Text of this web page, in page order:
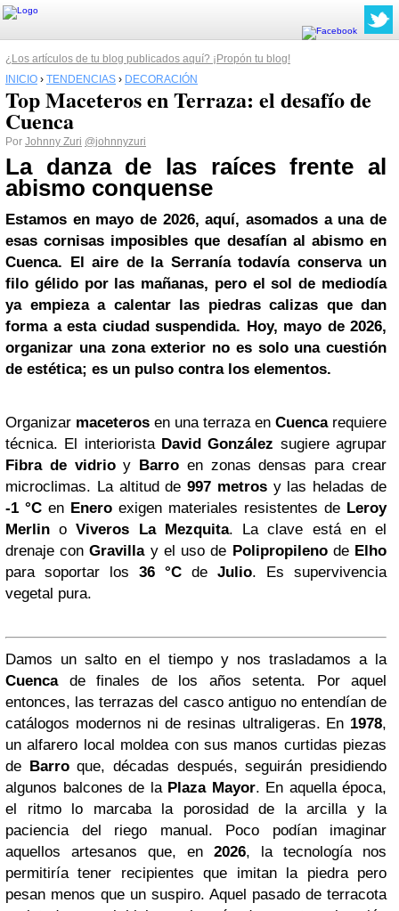
¿Los artículos de tu blog publicados aquí? ¡Propón tu blog!
INICIO › TENDENCIAS › DECORACIÓN
Top Maceteros en Terraza: el desafío de
Cuenca
Por Johnny Zuri @johnnyzuri
La danza de las raíces frente al
abismo conquense
Estamos en mayo de 2026, aquí, asomados a una de
esas cornisas imposibles que desafían al abismo en
Cuenca. El aire de la Serranía todavía conserva un
filo gélido por las mañanas, pero el sol de mediodía
ya empieza a calentar las piedras calizas que dan
forma a esta ciudad suspendida. Hoy, mayo de 2026,
organizar una zona exterior no es solo una cuestión
de estética; es un pulso contra los elementos.
Organizar maceteros en una terraza en Cuencarequiere
técnica. El interiorista David González sugiere agrupar
Fibra de vidrioy Barro en zonas densas para crear
microclimas. La altitud de997 metrosy las heladas de
-1 °C en Enero exigen materiales resistentes de Leroy
Merlin oViveros La Mezquita. La clave está en el
drenaje conGravillay el uso de Polipropilenode Elho
para soportar los 36 °C de Julio. Es supervivencia
vegetal pura.
Damos un salto en el tiempo y nos trasladamos a la
Cuencade finales de los años setenta. Por aquel
entonces, las terrazas del casco antiguo no entendían de
catálogos modernos ni de resinas ultraligeras. En 1978,
un alfarero local moldea con sus manos curtidas piezas
de Barroque, décadas después, seguirán presidiendo
algunos balcones de la Plaza Mayor. En aquella época,
el ritmo lo marcaba la porosidad de la arcilla y la
paciencia del riego manual. Poco podían imaginar
aquellos artesanos que, en 2026, la tecnología nos
permitiría tener recipientes que imitan la piedra pero
pesan menos que un suspiro. Aquel pasado de terracota